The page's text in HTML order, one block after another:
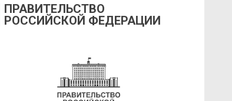
ПРАВИТЕЛЬСТВО
РОССИЙСКОЙ ФЕДЕРАЦИИ